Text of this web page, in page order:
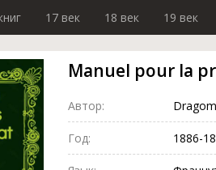
17 век 18 век 19 век
Manuel pour la
Автор:
Год: 1886-